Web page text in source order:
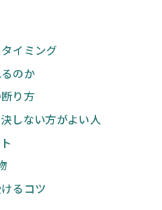
イミング
のか
り方
しない方がよい人
るコツ